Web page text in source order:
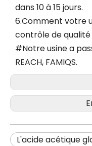
dans 10 à 15 jours.
6.Comment votre
contrôle de qualité
#Notre usine a
REACH, FAMIQS.
L'acide acétique